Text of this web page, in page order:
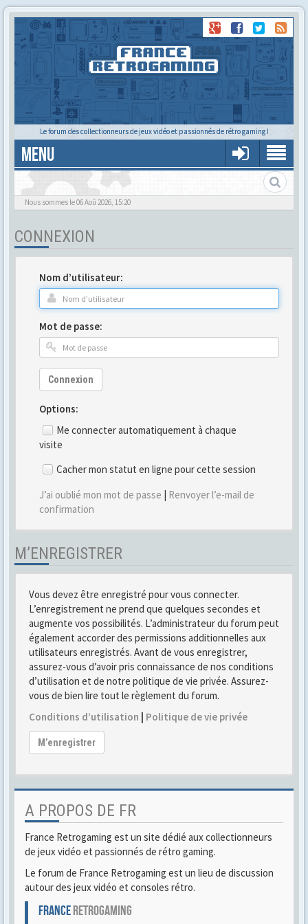
Le forum des collectionneurs de jeux vidéo et passionnés de rétro gaming !
MENU
Gère ton profil et tes préférences
Nous sommes le 06 Aoû 2026, 15:20
CONNEXION
Nom d’utilisateur:
Mot de passe:
Connexion
Options:
Me connecter automatiquement à chaque
visite
Cacher mon statut en ligne pour cette session
J’ai oublié mon mot de passe | Renvoyer l’e-mail de
confirmation
M’ENREGISTRER
Vous devez être enregistré pour vous connecter.
L’enregistrement ne prend que quelques secondes et
augmente vos possibilités. L’administrateur du forum peut
également accorder des permissions additionnelles aux
utilisateurs enregistrés. Avant de vous enregistrer,
assurez-vous d’avoir pris connaissance de nos conditions
d’utilisation et de notre politique de vie privée. Assurez-
vous de bien lire tout le règlement du forum.
Conditions d’utilisation | Politique de vie privée
M’enregistrer
A PROPOS DE FR
France Retrogaming est un site dédié aux collectionneurs
de jeux vidéo et passionnés de rétro gaming.
Le forum de France Retrogaming est un lieu de discussion
autour des jeux vidéo et consoles rétro.
FRANCERETROGAMING